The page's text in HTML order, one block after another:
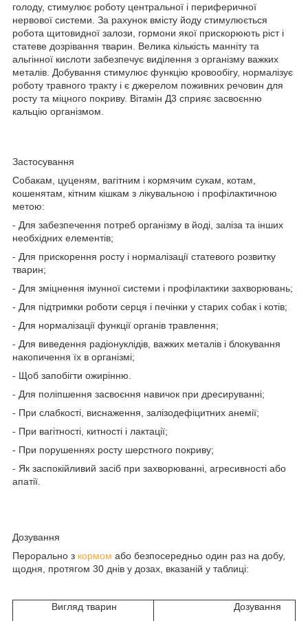
голоду, стимулює роботу центральної і периферичної
нервової системи. За рахунок вмісту йоду стимулюється
робота щитовидної залози, гормони якої прискорюють ріст і
статеве дозрівання тварин. Велика кількість манніту та
альгінної кислоти забезпечує виділення з організму важких
металів. Добування стимулює функцію кровообігу, нормалізує
роботу травного тракту і є джерелом поживних речовин для
росту та міцного покриву. Вітамін Д3 сприяє засвоєнню
кальцію організмом.
Застосування
Собакам, цуценям, вагітним і кормячим сукам, котам,
кошенятам, кітним кішкам з лікувальною і профілактичною
метою:
- Для забезпечення потреб організму в йоді, заліза та інших
необхідних елементів;
- Для прискорення росту і нормалізації статевого розвитку
тварин;
- Для зміцнення імунної системи і профілактики захворювань;
- Для підтримки роботи серця і печінки у старих собак і котів;
- Для нормалізації функції органів травлення;
- Для виведення радіонуклідів, важких металів і блокування
накопичення їх в організмі;
- Щоб запобігти ожирінню.
- Для поліпшення засвоєння навичок при дресируванні;
- При слабкості, виснаження, залізодефіцитних анемії;
- При вагітності, китності і лактації;
- При порушеннях росту шерстного покриву;
- Як заспокійливий засіб при захворюванні, агресивності або
апатії.
Дозування
Перорально з кормом або безпосередньо один раз на добу,
щодня, протягом 30 днів у дозах, вказаній у таблиці:
Вигляд тварин Дозування